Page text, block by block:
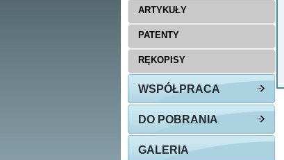
ARTYKUŁY
PATENTY
RĘKOPISY
WSPÓŁPRACA
DO POBRANIA
GALERIA